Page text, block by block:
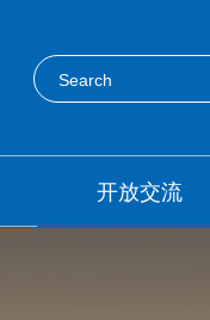
开放交流